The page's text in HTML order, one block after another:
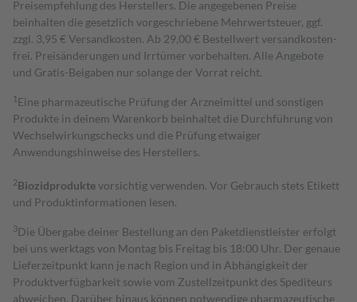
Preisempfehlung des Herstellers. Die angegebenen Preise
beinhalten die gesetzlich vorgeschriebene Mehrwertsteuer, ggf.
zzgl. 3,95 € Versandkosten. Ab 29,00 € Bestell­wert versand­kosten­
frei. Preisänderungen und Irrtümer vorbehalten. Alle Angebote
und Gratis-Beigaben nur solange der Vorrat reicht.
1 Eine pharmazeutische Prüfung der Arzneimittel und sonstigen
Produkte in deinem Warenkorb beinhaltet die Durchführung von
Wechselwirkungschecks und die Prüfung etwaiger
Anwendungshinweise des Herstellers.
2Biozidproduktevorsichtig verwenden. Vor Gebrauch stets Etikett
und Produktinformationen lesen.
3Die Übergabe deiner Bestellung an den Paketdienstleister erfolgt
bei uns werktags von Montag bis Freitag bis 18:00 Uhr. Der genaue
Lieferzeitpunkt kann je nach Region und in Abhängigkeit der
Produktverfügbarkeit sowie vom Zustellzeitpunkt des Spediteurs
abweichen. Darüber hinaus können notwendige pharmazeutische